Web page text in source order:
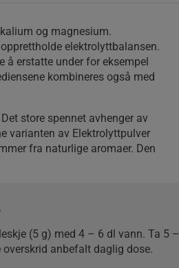
og magnesium.
elektrolyttbalansen.
å erstatte under for eksempel
kombineres også med
store spennet avhenger av
varianten av Elektrolyttpulver
fra naturlige aromaer. Den
(5 g) med 4 – 6 dl vann. Ta 5 –
overskrid anbefalt daglig dose.